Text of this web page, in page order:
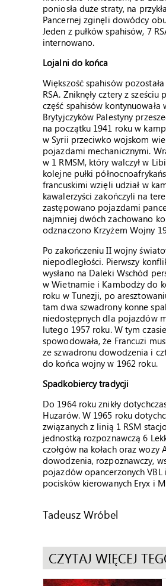
poniosła duże straty, na
Pancernej zginęli dowódcy
Jeden z pułków spahisów, 7
internowano.
Lojalni do końca
Większość spahisów
RSA. Zniknęły cztery z
część spahisów
Brytyjczyków Palestyny
na początku 1941 roku w
w Syrii przeciwko wojskom
pojazdami mechanicznymi.
w 1 RMSM, który walczył w
kolejne pułki
francuskimi wzięli udział w
kawalerzyści zakończyli na
zastępowano pojazdami
najmniej dwóch zachowano
odznaczono Krzyżem Wojny
Po zakończeniu II wojny
niepodległości. Pierwszy
wysłano na Daleki Wschód
w Wietnamie i Kambodży do
roku w Tunezji, po
tam dwa szwadrony konne
niedostępnych dla pojazdów
lutego 1957 roku. W tym
spowodowała, że Francuzi
ze szwadronu dowodzenia i
do końca wojny w 1962 roku.
Spadkobiercy tradycji
Do 1964 roku znikły
Huzarów. W 1965 roku
związanych z linią 1 RSM
jednostką rozpoznawczą 6
czołgów na kołach oraz wozy
dowodzenia, rozpoznawczy,
pojazdów opancerzonych
pocisków kierowanych Eryx i
Tadeusz Wróbel
CZYTAJ WIĘCEJ